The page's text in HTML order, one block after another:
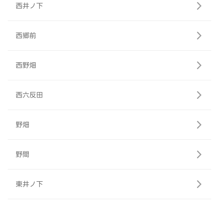
西井ノ下
西郷前
西野畑
西六反田
野畑
野間
東井ノ下